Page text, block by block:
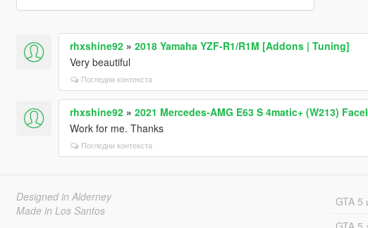
rhxshine92» 2018 Yamaha YZF-R1/R1M [Addons | Tuning]
Very beautiful
Погледни контекста
rhxshine92» 2021 Mercedes-AMG E63 S 4matic+ (W213)
Work for me. Thanks
Погледни контекста
Designed in Alderney
Made in Los Santos
GTA 5